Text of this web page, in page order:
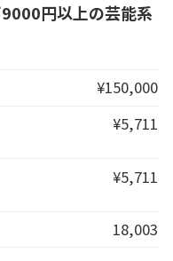
円以上の芸能系
¥150,000
¥5,711
¥5,711
18,003